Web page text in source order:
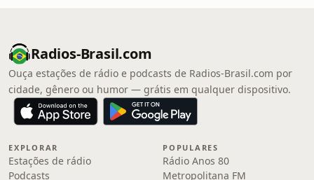
Radios-Brasil.com
Ouça estações de rádio e podcasts de Radios-Brasil.com por
cidade, gênero ou humor — grátis em qualquer dispositivo.
EXPLORAR
Estações de rádio
Podcasts
POPULARES
Rádio Anos 80
Metropolitana FM